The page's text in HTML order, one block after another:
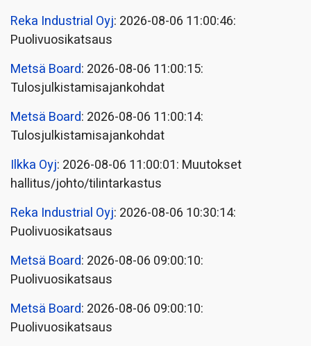
Reka Industrial Oyj: 2026-08-06 11:00:46:
Puolivuosikatsaus
Metsä Board: 2026-08-06 11:00:15:
Tulosjulkistamisajankohdat
Metsä Board: 2026-08-06 11:00:14:
Tulosjulkistamisajankohdat
Ilkka Oyj: 2026-08-06 11:00:01: Muutokset
hallitus/johto/tilintarkastus
Reka Industrial Oyj: 2026-08-06 10:30:14:
Puolivuosikatsaus
Metsä Board: 2026-08-06 09:00:10:
Puolivuosikatsaus
Metsä Board: 2026-08-06 09:00:10:
Puolivuosikatsaus